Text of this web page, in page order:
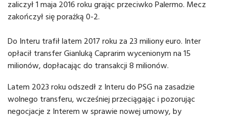
zaliczył 1 maja 2016 roku grając przeciwko Palermo. Mecz
zakończył się porażką 0-2.
Do Interu trafił latem 2017 roku za 23 miliony euro. Inter
opłacił transfer Gianluką Caprarim wycenionym na 15
milionów, dopłacając do transakcji 8 milionów.
Latem 2023 roku odszedł z Interu do PSG na zasadzie
wolnego transferu, wcześniej przeciągając i pozorując
negocjacje z Interem w sprawie nowej umowy, by